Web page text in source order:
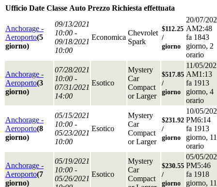
Ufficio Date Classe Auto Prezzo Richiesta effettuata
Anchorage -
Aeroporto(5
giorno)
09/13/2021
10:00 -
09/18/2021
10:00
Economica
Chevrolet
Spark
$112.25
/
giorno
20/07/
AM2:48
fa 1843
giorno, 2
orario
Anchorage -
Aeroporto(3
giorno)
07/28/2021
10:00 -
07/31/2021
14:00
Esotico
Mystery
Car
Compact
or Larger
$517.85
/
giorno
11/05/
AM1:13
fa 1913
giorno, 4
orario
Anchorage -
Aeroporto(8
giorno)
05/15/2021
10:00 -
05/23/2021
10:00
Esotico
Mystery
Car
Compact
or Larger
$231.92
/
giorno
10/05/
PM6:14
fa 1913
giorno, 11
orario
Anchorage -
Aeroporto(7
giorno)
05/19/2021
10:00 -
05/26/2021
Esotico
Mystery
Car
Compact
$230.55
/
giorno
05/05/
PM5:46
fa 1918
giorno, 11